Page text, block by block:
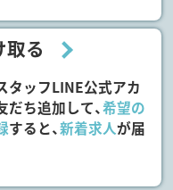
る
タッフLINE公式アカ
だち追加して、希望の
すると、新着求人が届